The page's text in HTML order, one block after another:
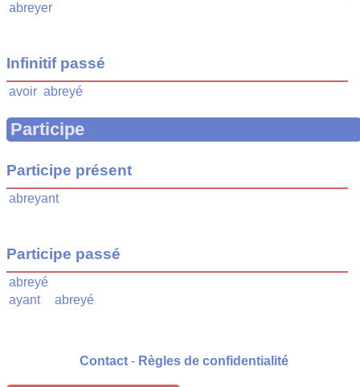
abreyer
Infinitif passé
avoir abreyé
Participe
Participe présent
abreyant
Participe passé
abreyé
ayant
abreyé
Contact - Règles de confidentialité